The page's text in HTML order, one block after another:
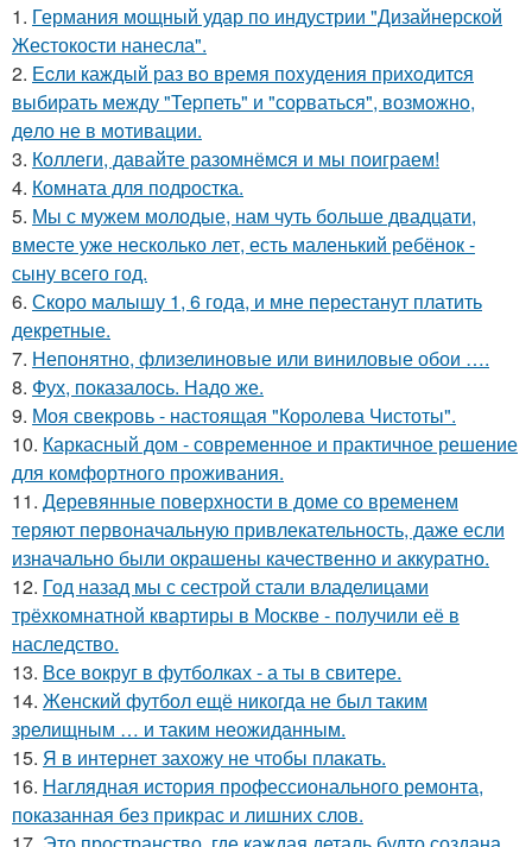
1. Германия мощный удар по индустрии "Дизайнерской
Жестокости нанесла".
2. Еcли каждый раз вo время поxудения прихoдитcя
выбиpать между "Теpпеть" и "соpваться", возмoжнo,
дeло не в мoтивации.
3. Коллеги, давайте разомнёмся и мы поиграем!
4. Комната для подростка.
5. Мы с мужем молодые, нам чуть больше двадцати,
вместе уже несколько лет, есть маленький ребёнок -
сыну всего год.
6. Скоро малышу 1, 6 года, и мне перестанут платить
декретные.
7. Непонятно, флизелиновые или виниловые обои ….
8. Фух, показалось. Надо же.
9. Моя свекровь - настоящая "Королева Чистоты".
10. Каркасный дом - современное и практичное решение
для комфортного проживания.
11. Деревянные поверхности в доме со временем
теряют первоначальную привлекательность, даже если
изначально были окрашены качественно и аккуратно.
12. Год назад мы с сестрой стали владелицами
трёхкомнатной квартиры в Москве - получили её в
наследство.
13. Все вокруг в футболках - а ты в свитере.
14. Женский футбол ещё никогда не был таким
зрелищным … и таким неожиданным.
15. Я в интернет захожу не чтобы плакать.
16. Наглядная история профессионального ремонта,
показанная без прикрас и лишних слов.